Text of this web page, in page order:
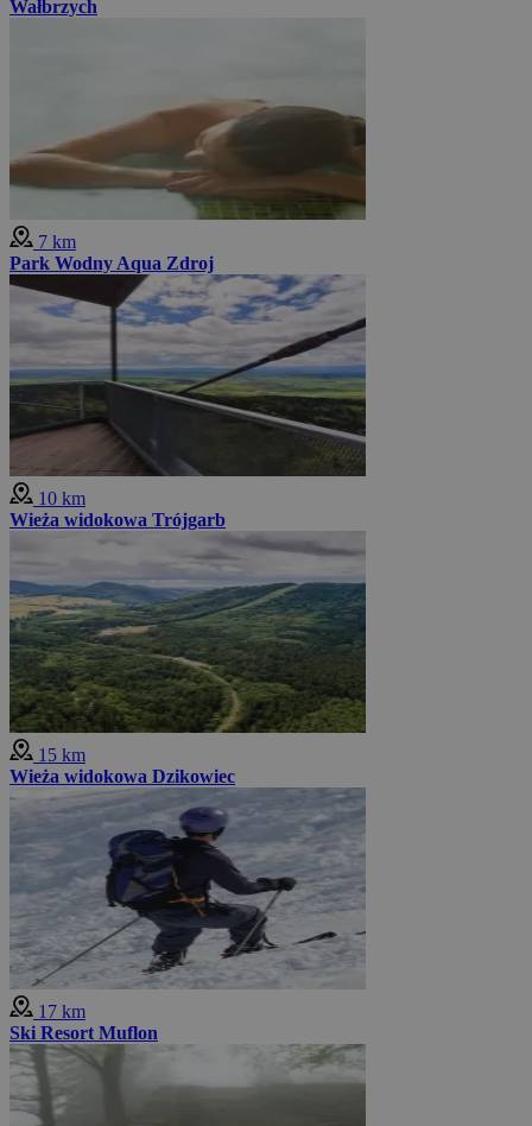
Wałbrzych
7 km
Park Wodny Aqua Zdroj
10 km
Wieża widokowa Trójgarb
15 km
Wieża widokowa Dzikowiec
17 km
Ski Resort Muflon